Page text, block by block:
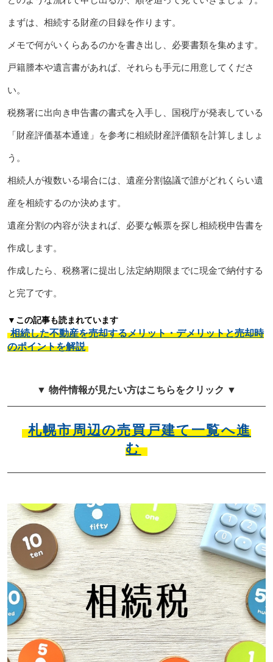
まずは、相続する財産の目録を作ります。
メモで何がいくらあるのかを書き出し、必要書類を集めます。
戸籍謄本や遺言書があれば、それらも手元に用意してくださ
い。
税務署に出向き申告書の書式を入手し、国税庁が発表している
「財産評価基本通達」を参考に相続財産評価額を計算しましょ
う。
相続人が複数いる場合には、遺産分割協議で誰がどれくらい遺
産を相続するのか決めます。
遺産分割の内容が決まれば、必要な帳票を探し相続税申告書を
作成します。
作成したら、税務署に提出し法定納期限までに現金で納付する
と完了です。
▼この記事も読まれています
相続した不動産を売却するメリット・デメリットと売却時
のポイントを解説
▼ 物件情報が見たい方はこちらをクリック ▼
札幌市周辺の売買戸建て一覧へ進
む